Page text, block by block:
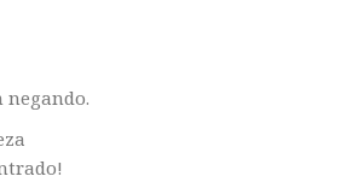
negando.